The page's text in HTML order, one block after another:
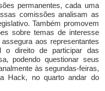
permanentes, cada uma
comissões analisam as
Também promovem
sobre temas de interesse
aos representantes
o direito de participar das
podendo questionar seus
às segundas-feiras,
Hack, no quarto andar do